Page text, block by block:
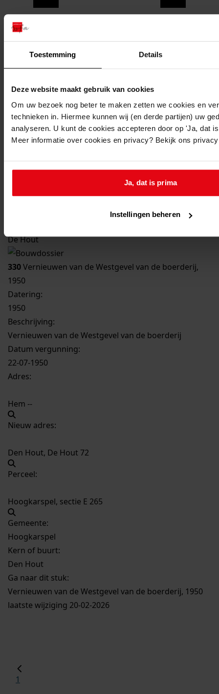
Toestemming Details
Deze website maakt gebruik van cookies
Om uw bezoek nog beter te maken zetten we cookies en
technieken in. Hiermee kunnen wij (en derde partijen) uw
analyseren. U kunt de cookies accepteren door op 'Ja, dat
Meer informatie over cookies en privacy? Bekijk ons
Ja, dat is prima
Instellingen beheren
duurzaam webadres
De Hout
330Vernieuwen van de Westgevel van de boerderij,
1950
Datering:
1950
Beschrijving:
Vernieuwen van de Westgevel van de boerderij
Datum vergunning:
22-07-1950
Adres:
Hem --
Nieuw adres:
Den Hout, De Hout 72
Perceel:
Hoogkarspel, sectie E 265
Gemeente:
Hoogkarspel
Kern of buurt:
Den Hout
Ga naar dit stuk:
Vernieuwen van de Westgevel van de boerderij, 1950
laatste wijziging 20-02-2026
1